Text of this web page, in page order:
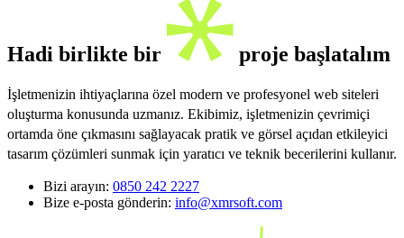
Hadi birlikte bir proje başlatalım
İşletmenizin ihtiyaçlarına özel modern ve profesyonel web siteleri
oluşturma konusunda uzmanız. Ekibimiz, işletmenizin çevrimiçi
ortamda öne çıkmasını sağlayacak pratik ve görsel açıdan etkileyici
tasarım çözümleri sunmak için yaratıcı ve teknik becerilerini kullanır.
Bizi arayın: 0850 242 2227
Bize e-posta gönderin: info@xmrsoft.com